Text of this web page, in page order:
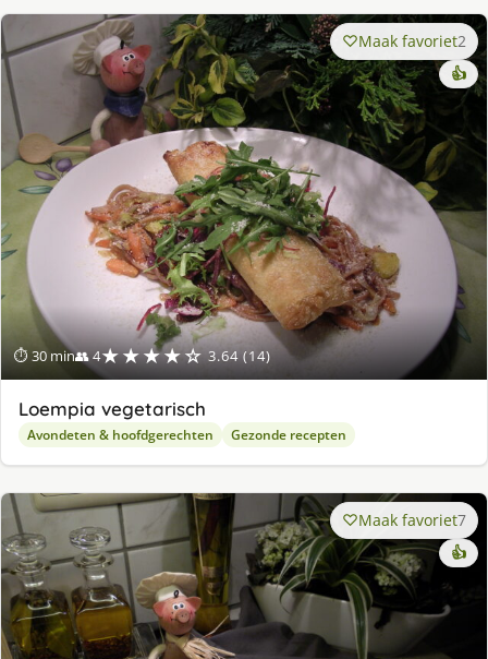
⏱ 30 min👥 4★★★★☆ 3.64 (14)
Maak favoriet2
👍
Loempia vegetarisch
Avondeten & hoofdgerechten Gezonde recepten
Maak favoriet7
👍